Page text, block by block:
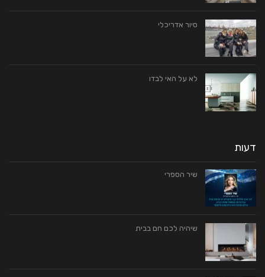
סיור אדריכלי
לא על האי לבדו
דעות
שיר הספרי
שיהיה לכם חם בבית